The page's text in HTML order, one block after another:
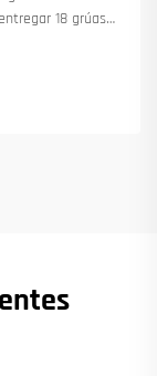
18 grúas